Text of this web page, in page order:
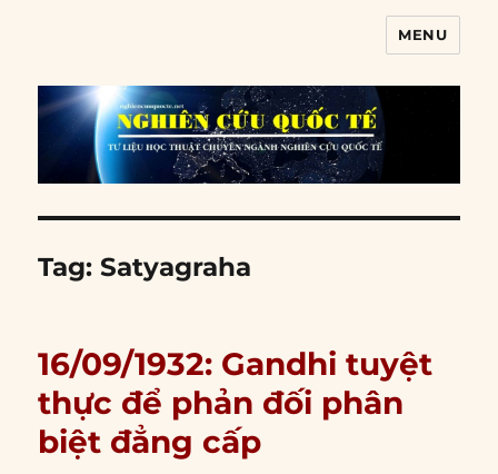
MENU
Tag:Satyagraha
16/09/1932: Gandhi tuyệt
thực để phản đối phân
biệt đẳng cấp